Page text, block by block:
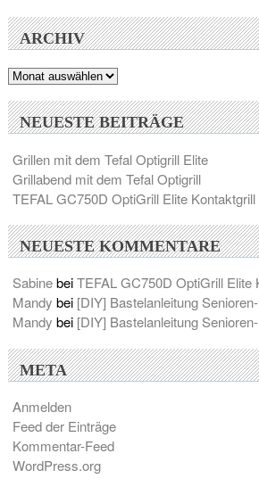
ARCHIV
Archiv
NEUESTE BEITRÄGE
Grillen mit dem Tefal Optigrill Elite
Grillabend mit dem Tefal Optigrill
TEFAL GC750D OptiGrill Elite Kontaktgrill
NEUESTE KOMMENTARE
SabinebeiTEFAL GC750D OptiGrill Elite
Mandy bei [DIY] Bastelanleitung
Mandy bei [DIY] Bastelanleitung
META
Anmelden
Feed der Einträge
Kommentar-Feed
WordPress.org